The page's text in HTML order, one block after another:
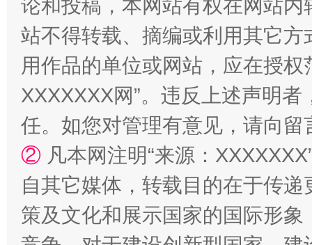
国家大学科技园优化重塑工作
论和投稿，本网站有权在网站
站不得转载、摘编或利用其它
用作品的单位或网站，应在授
XXXXXXX网”。违反上述声明
任。如您对管理有意见，请向
② 凡本网注明“来源：
自其它媒体，转载目的在于传
策及文化和展示国家的国际形